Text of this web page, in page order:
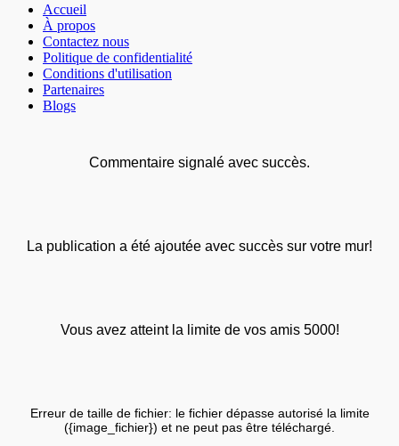
Accueil
À propos
Contactez nous
Politique de confidentialité
Conditions d'utilisation
Partenaires
Blogs
Commentaire signalé avec succès.
La publication a été ajoutée avec succès sur votre mur!
Vous avez atteint la limite de vos amis 5000!
Erreur de taille de fichier: le fichier dépasse autorisé la limite
({image_fichier}) et ne peut pas être téléchargé.